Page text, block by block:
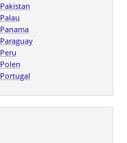
Pakistan
Palau
Panama
Paraguay
Peru
Polen
Portugal